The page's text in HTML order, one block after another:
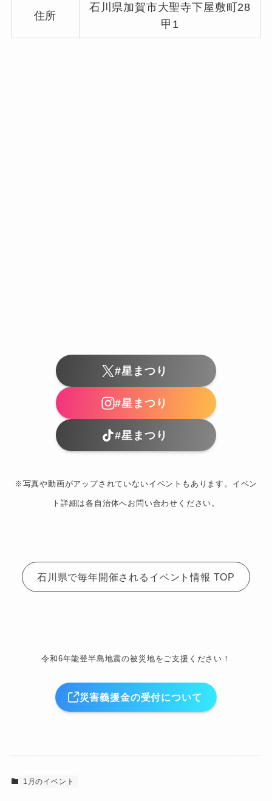
住所
石川県加賀市大聖寺下屋敷町28
甲1
#星まつり
#星まつり
#星まつり
※写真や動画がアップされていないイベントもあります。イベン
ト詳細は各自治体へお問い合わせください。
石川県で毎年開催されるイベント情報 TOP
令和6年能登半島地震の被災地をご支援ください！
災害義援金の受付について
1月のイベント